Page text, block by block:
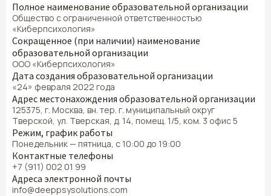
Полное наименование образовательной организации
Общество с ограниченной ответственностью
«Киберпсихология»
Сокращенное (при наличии) наименование
образовательной организации
ООО «Киберпсихология»
Дата создания образовательной организации
«24» февраля 2022 года
Адрес местонахождения образовательной организации
125375, г. Москва, вн. тер. г. муниципальный округ
Тверской, ул. Тверская, д. 14, помещ. 1/5, ком. 3 офис 5
Режим, график работы
Понедельник — пятница, с 10:00 до 19:00
Контактные телефоны
+7 (911) 002 01 99
Адреса электронной почты
info@deeppsysolutions.com